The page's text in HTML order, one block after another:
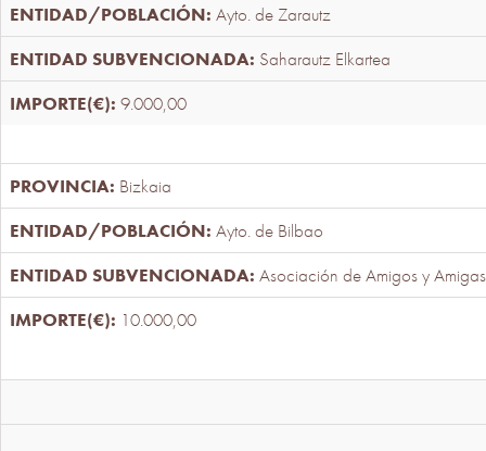
Ayto. de Zarautz
Saharautz Elkartea
9.000,00
Bizkaia
Ayto. de Bilbao
Asociación de Amigos y
10.000,00